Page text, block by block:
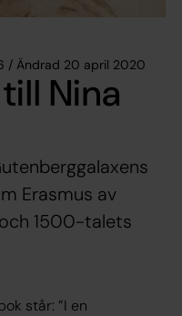
/ Ändrad 20 april 2020
Nina
Erasmus av
1500-talets
står: ”I en